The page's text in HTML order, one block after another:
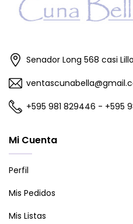
Senador Long 568 casi Lillo
+595 981 829446 - +595
Mi Cuenta
Perfil
Mis Pedidos
Mis Listas